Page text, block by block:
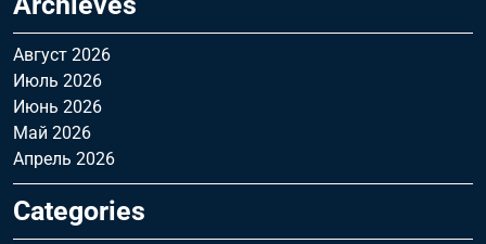
Август 2026
Июль 2026
Июнь 2026
Май 2026
Апрель 2026
Categories